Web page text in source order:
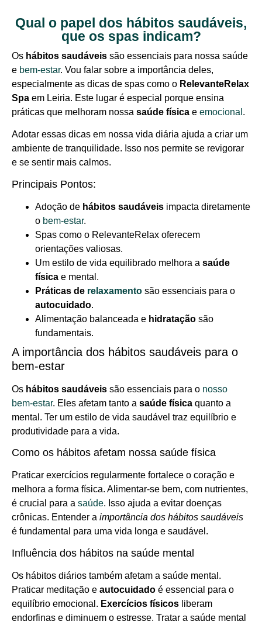
Qual o papel dos hábitos saudáveis,
que os spas indicam?
Os hábitos saudáveis são essenciais para nossa saúde
e bem-estar. Vou falar sobre a importância deles,
especialmente as dicas de spas como o RelevanteRelax
Spa em Leiria. Este lugar é especial porque ensina
práticas que melhoram nossa saúde física e emocional .
Adotar essas dicas em nossa vida diária ajuda a criar um
ambiente de tranquilidade. Isso nos permite se revigorar
e se sentir mais calmos.
Principais Pontos:
Adoção de hábitos saudáveis impacta diretamente
o bem-estar.
Spas como o RelevanteRelax oferecem
orientações valiosas.
Um estilo de vida equilibrado melhora a saúde
física e mental.
Práticas de relaxamento são essenciais para o
autocuidado.
Alimentação balanceada e hidratação são
fundamentais.
A importância dos hábitos saudáveis para o
bem-estar
Os hábitos saudáveis são essenciais para o nosso
bem-estar. Eles afetam tanto a saúde física quanto a
mental. Ter um estilo de vida saudável traz equilíbrio e
produtividade para a vida.
Como os hábitos afetam nossa saúde física
Praticar exercícios regularmente fortalece o coração e
melhora a forma física. Alimentar-se bem, com nutrientes,
é crucial para a saúde. Isso ajuda a evitar doenças
crônicas. Entender a importância dos hábitos saudáveis
é fundamental para uma vida longa e saudável.
Influência dos hábitos na saúde mental
Os hábitos diários também afetam a saúde mental.
Praticar meditação e autocuidado é essencial para o
equilíbrio emocional. Exercícios físicos liberam
endorfinas e diminuem o estresse. Tratar a saúde mental